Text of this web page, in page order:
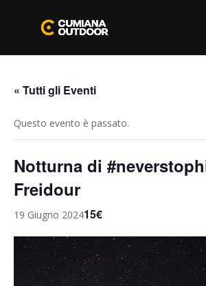
« Tutti gli Eventi
Questo evento è passato.
Notturna di
Freidour
19 Giugno 202415€